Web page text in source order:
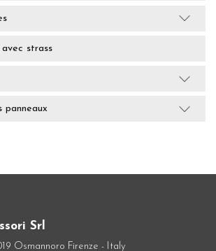
strass
panneaux
Srl
Osmannoro Firenze - Italy